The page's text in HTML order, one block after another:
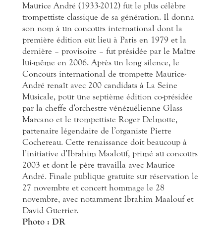
Maurice André (1933-2012) fut le plus célèbre
trompettiste classique de sa génération. Il donna
son nom à un concours international dont la
première édition eut lieu à Paris en 1979 et la
dernière – provisoire – fut présidée par le Maître
lui-même en 2006. Après un long silence, le
Concours international de trompette Maurice-
André renaît avec 200 candidats à La Seine
Musicale, pour une septième édition co-présidée
par la cheffe d’orchestre vénézuélienne Glass
Marcano et le trompettiste Roger Delmotte,
partenaire légendaire de l’organiste Pierre
Cochereau. Cette renaissance doit beaucoup à
l’initiative d’Ibrahim Maalouf, primé au concours
2003 et dont le père travailla avec Maurice
André. Finale publique gratuite sur réservation le
27 novembre et concert hommage le 28
novembre, avec notamment Ibrahim Maalouf et
David Guerrier.
Photo : DR